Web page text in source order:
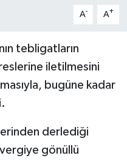
A- A+
tebligatların
iletilmesini
bugüne kadar
derlediği
gönüllü